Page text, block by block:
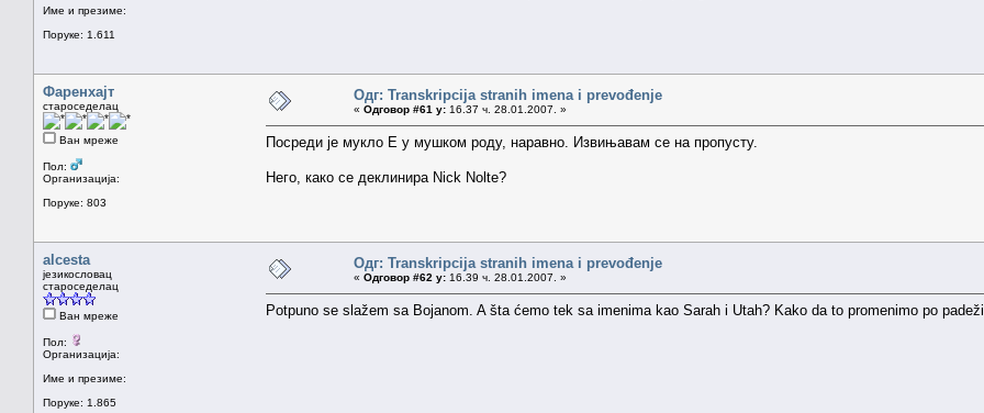
Име и презиме:
Поруке: 1.611
Фаренхајт
староседелац
Ван мреже
Пол:
Организација:
Поруке: 803
Одг: Transkripcija stranih imena i prevođenje
« Одговор #61 у: 16.37 ч. 28.01.2007. »
Посреди је мукло Е у мушком роду, наравно. Извињавам се на пропусту.
Него, како се деклинира Nick Nolte?
alcesta
језикословац
староседелац
Ван мреже
Пол:
Организација:
Име и презиме:
Поруке: 1.865
Одг: Transkripcija stranih imena i prevođenje
« Одговор #62 у: 16.39 ч. 28.01.2007. »
Potpuno se slažem sa Bojanom. A šta ćemo tek sa imenima kao Sarah i Utah? Kako da to promenimo po